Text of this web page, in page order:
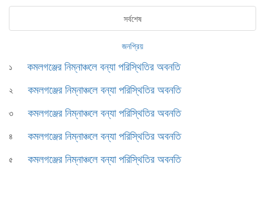
সর্বশেষ
জনপ্রিয়
১
কমলগঞ্জের নিম্নাঞ্চলে বন্যা পরিস্থিতির অবনতি
২ কমলগঞ্জের নিম্নাঞ্চলে বন্যা পরিস্থিতির অবনতি
৩ কমলগঞ্জের নিম্নাঞ্চলে বন্যা পরিস্থিতির অবনতি
৪ কমলগঞ্জের নিম্নাঞ্চলে বন্যা পরিস্থিতির অবনতি
৫ কমলগঞ্জের নিম্নাঞ্চলে বন্যা পরিস্থিতির অবনতি